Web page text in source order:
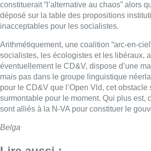
constituerait “l’alternative au chaos” alors
déposé sur la table des propositions
inacceptables pour les socialistes.
Arithmétiquement, une coalition “arc-en-
socialistes, les écologistes et les libéraux,
éventuellement le CD&V, dispose d’une
mais pas dans le groupe linguistique
pour le CD&V que l’Open Vld, cet
surmontable pour le moment. Qui plus est,
sont alliés à la N-VA pour constituer le
Belga